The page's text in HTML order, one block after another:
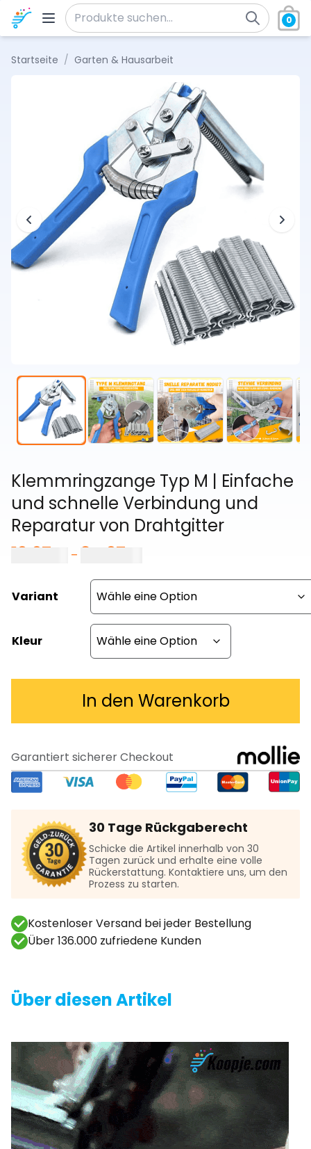
Zum Inhalt springen
Suche nach:
0
Startseite / Garten & Hausarbeit
Klemmringzange Typ M | Einfache
und schnelle Verbindung und
Reparatur von Drahtgitter
19,97
– 34,97
bis
34,97 €
Variant
Kleur
In den Warenkorb
Garantiert sicherer Checkout
30 Tage Rückgaberecht
Schicke die Artikel innerhalb von 30
Tagen zurück und erhalte eine volle
Rückerstattung. Kontaktiere uns, um den
Prozess zu starten.
Kostenloser Versand bei jeder Bestellung
Über 136.000 zufriedene Kunden
Über diesen Artikel